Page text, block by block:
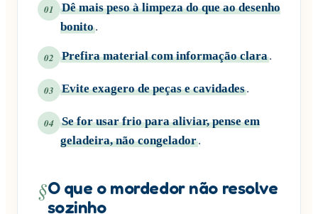
01
Dê mais peso à limpeza do que ao desenho
bonito.
02 Prefira material com informação clara.
03 Evite exagero de peças e cavidades.
04
Se for usar frio para aliviar, pense em
geladeira, não congelador.
§O que o mordedor não resolve
sozinho